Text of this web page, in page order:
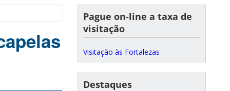
Pague on-line a taxa de
visitação
Visitação às Fortalezas
Destaques